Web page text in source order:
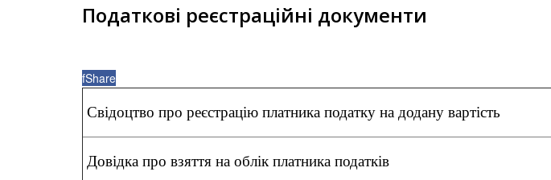
Податкові реєстраційні документи
fShare
Свідоцтво про реєстрацію платника податку на додану вартість
Довідка про взяття на облік платника податків